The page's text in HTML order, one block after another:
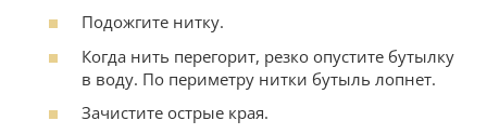
Подожгите нитку.
Когда нить перегорит, резко опустите бутылку
в воду. По периметру нитки бутыль лопнет.
Зачистите острые края.